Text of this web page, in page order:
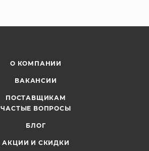
О КОМПАНИИ
ВАКАНСИИ
ПОСТАВЩИКАМ
ЧАСТЫЕ ВОПРОСЫ
БЛОГ
АКЦИИ И СКИДКИ